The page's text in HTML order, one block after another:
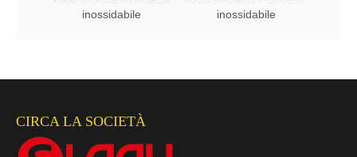
inossidabile
inossidabile
CIRCA LA SOCIETÀ